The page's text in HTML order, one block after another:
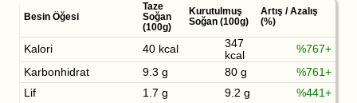
Besin Öğesi
Taze
Soğan
(100g)
Kurutulmuş
Soğan (100g)
Artış / Azalış
(%)
Kalori 40 kcal
347
kcal
%767+
Karbonhidrat
9.3 g 80 g
%761+
Lif
1.7 g 9.2 g
%441+